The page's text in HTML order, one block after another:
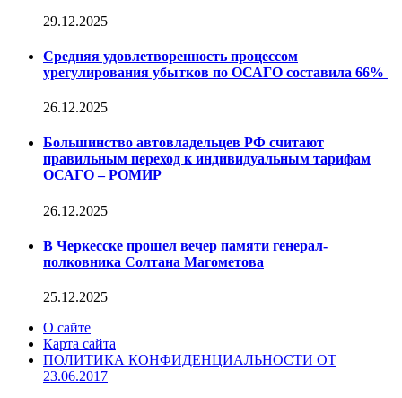
29.12.2025
Средняя удовлетворенность процессом
урегулирования убытков по ОСАГО составила 66%
26.12.2025
Большинство автовладельцев РФ считают
правильным переход к индивидуальным тарифам
ОСАГО – РОМИР
26.12.2025
В Черкесске прошел вечер памяти генерал-
полковника Солтана Магометова
25.12.2025
О сайте
Карта сайта
ПОЛИТИКА КОНФИДЕНЦИАЛЬНОСТИ ОТ
23.06.2017